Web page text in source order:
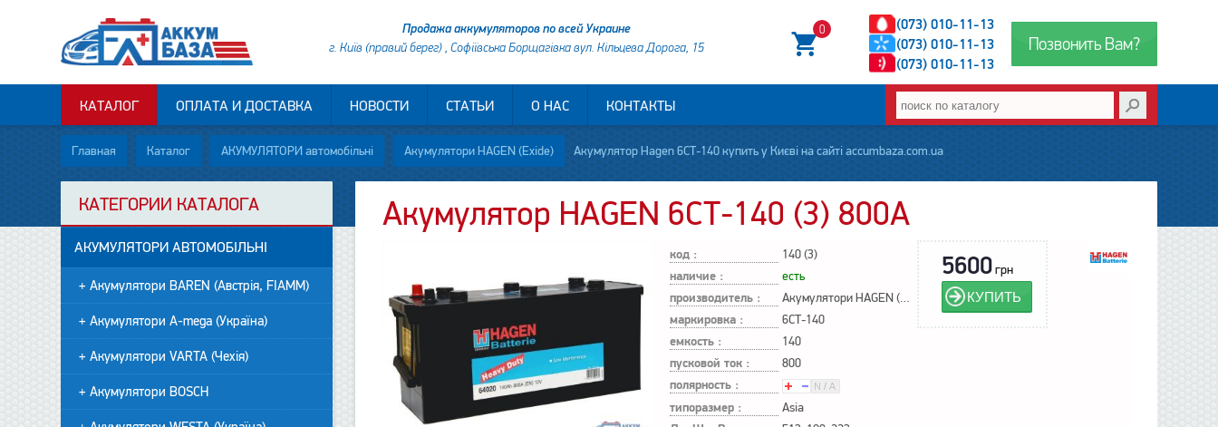
Позвонить Вам?
(073) 010-11-13
(073) 010-11-13
(073) 010-11-13
0
Продажа аккумуляторов по всей Украине
г. Київ (правий берег) , Софіївська Борщагівка вул. Кільцева Дорога, 15
КАТАЛОГ ОПЛАТА И ДОСТАВКА НОВОСТИ СТАТЬИ О НАС КОНТАКТЫ
Главная Каталог АКУМУЛЯТОРИ автомобільні Акумулятори HAGEN (Exide) Акумулятор Hagen 6СТ-140 купить у Києві на сайті accumbaza.com.ua
Акумулятор HAGEN 6СТ-140 (3) 800A
код : 140 (3)
наличие : есть
производитель : Акумулятори HAGEN (Exide)
маркировка : 6СТ-140
емкость : 140
пусковой ток : 800
полярность :
типоразмер :
Asia
5600грн
КУПИТЬ
КАТЕГОРИИ КАТАЛОГА
АКУМУЛЯТОРИ АВТОМОБІЛЬНІ
+ Акумулятори BAREN (Австрія, FIAMM)
+ Акумулятори A-mega (Україна)
+ Акумулятори VARTA (Чехія)
+ Акумулятори BOSCH